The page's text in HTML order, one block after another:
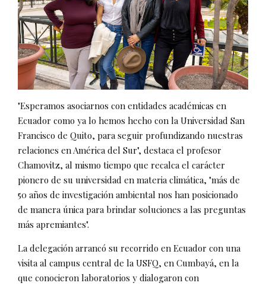
"Esperamos asociarnos con entidades académicas en
Ecuador como ya lo hemos hecho con la Universidad San
Francisco de Quito, para seguir profundizando nuestras
relaciones en América del Sur", destaca el profesor
Chamovitz, al mismo tiempo que recalca el carácter
pionero de su universidad en materia climática, "más de
50 años de investigación ambiental nos han posicionado
de manera única para brindar soluciones a las preguntas
más apremiantes".
La delegación arrancó su recorrido en Ecuador con una
visita al campus central de la USFQ, en Cumbayá, en la
que conocieron laboratorios y dialogaron con